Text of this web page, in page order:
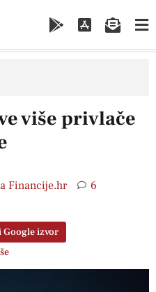
više privlače
Financije.hr 6
izvor